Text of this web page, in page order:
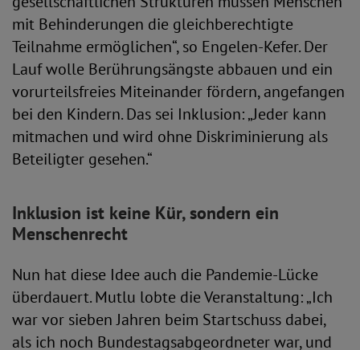
mit Behinderungen die gleichberechtigte
Teilnahme ermöglichen“, so Engelen-Kefer. Der
Lauf wolle Berührungsängste abbauen und ein
vorurteilsfreies Miteinander fördern, angefangen
bei den Kindern. Das sei Inklusion: „Jeder kann
mitmachen und wird ohne Diskriminierung als
Beteiligter gesehen.“
Inklusion ist keine Kür, sondern ein
Menschenrecht
Nun hat diese Idee auch die Pandemie-Lücke
überdauert. Mutlu lobte die Veranstaltung: „Ich
war vor sieben Jahren beim Startschuss dabei,
als ich noch Bundestagsabgeordneter war, und